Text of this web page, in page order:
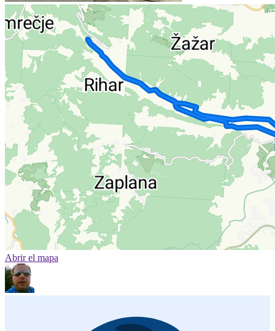
Abrir el mapa